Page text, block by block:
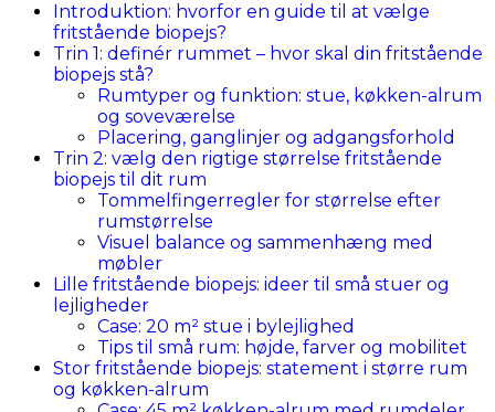
Introduktion: hvorfor en guide til at vælge
fritstående biopejs?
Trin 1: definér rummet – hvor skal din fritstående
biopejs stå?
Rumtyper og funktion: stue, køkken-alrum
og soveværelse
Placering, ganglinjer og adgangsforhold
Trin 2: vælg den rigtige størrelse fritstående
biopejs til dit rum
Tommelfingerregler for størrelse efter
rumstørrelse
Visuel balance og sammenhæng med
møbler
Lille fritstående biopejs: ideer til små stuer og
lejligheder
Case: 20 m² stue i bylejlighed
Tips til små rum: højde, farver og mobilitet
Stor fritstående biopejs: statement i større rum
og køkken-alrum